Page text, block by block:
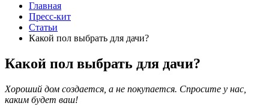
Главная
Пресс-кит
Статьи
Какой пол выбрать для дачи?
Какой пол выбрать для дачи?
Хороший дом создается, а не покупается. Спросите у нас,
каким будет ваш!